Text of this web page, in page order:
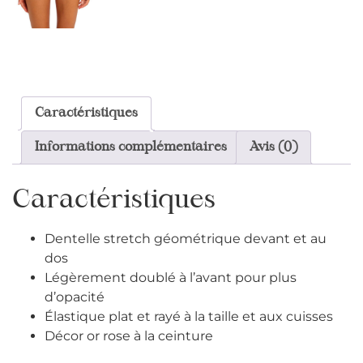
Caractéristiques
Informations complémentaires Avis (0)
Caractéristiques
Dentelle stretch géométrique devant et au
dos
Légèrement doublé à l’avant pour plus
d’opacité
Élastique plat et rayé à la taille et aux cuisses
Décor or rose à la ceinture